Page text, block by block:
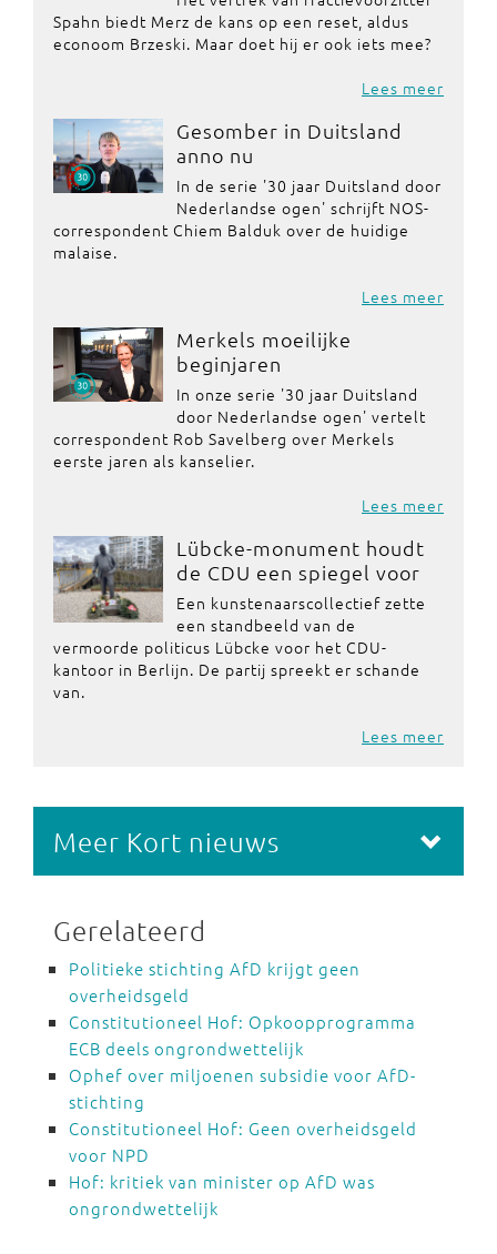
Spahn biedt Merz de kans op een reset, aldus
econoom Brzeski. Maar doet hij er ook iets mee?
Lees meer
Gesomber in Duitsland
anno nu
In de serie '30 jaar Duitsland door
Nederlandse ogen' schrijft NOS-
correspondent Chiem Balduk over de huidige
malaise.
Lees meer
Merkels moeilijke
beginjaren
In onze serie '30 jaar Duitsland
door Nederlandse ogen' vertelt
correspondent Rob Savelberg over Merkels
eerste jaren als kanselier.
Lees meer
Lübcke-monument houdt
de CDU een spiegel voor
Een kunstenaarscollectief zette
een standbeeld van de
vermoorde politicus Lübcke voor het CDU-
kantoor in Berlijn. De partij spreekt er schande
van.
Lees meer
Meer Kort nieuws
Gerelateerd
Politieke stichting AfD krijgt geen
overheidsgeld
Constitutioneel Hof: Opkoopprogramma
ECB deels ongrondwettelijk
Ophef over miljoenen subsidie voor AfD-
stichting
Constitutioneel Hof: Geen overheidsgeld
voor NPD
Hof: kritiek van minister op AfD was
ongrondwettelijk